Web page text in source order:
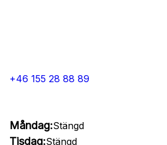
+46 155 28 88 89
Måndag:Stängd
Tisdag:Stängd